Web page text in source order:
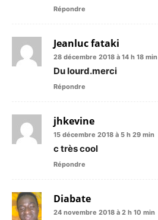
Répondre
Jeanluc fataki
28 décembre 2018 à 14 h 18 min
Du lourd.merci
Répondre
jhkevine
15 décembre 2018 à 5 h 29 min
c très cool
Répondre
Diabate
24 novembre 2018 à 2 h 10 min